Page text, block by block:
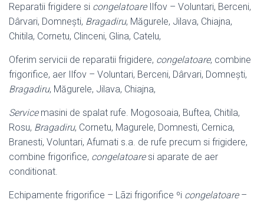
Reparatii frigidere si congelatoareIlfov – Voluntari, Berceni,
Dârvari, Domnești, Bragadiru, Măgurele, Jilava, Chiajna,
Chitila, Cornetu, Clinceni, Glina, Catelu,
Oferim servicii de reparatii frigidere, congelatoare, combine
frigorifice, aer Ilfov – Voluntari, Berceni, Dârvari, Domnești,
Bragadiru, Măgurele, Jilava, Chiajna,
Servicemasini de spalat rufe. Mogosoaia, Buftea, Chitila,
Rosu, Bragadiru, Cornetu, Magurele, Domnesti, Cernica,
Branesti, Voluntari, Afumati s.a. de rufe precum si frigidere,
combine frigorifice, congelatoaresi aparate de aer
conditionat.
Echipamente frigorifice – Lãzi frigorifice ºi congelatoare–